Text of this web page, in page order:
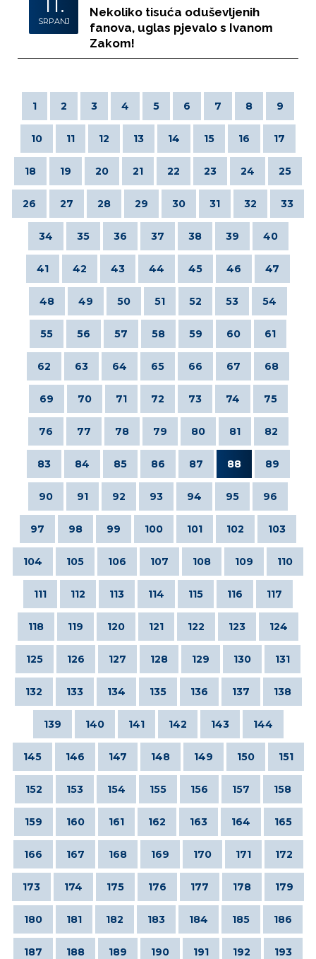
SRPANJ
Nekoliko tisuća oduševljenih
fanova, uglas pjevalo s Ivanom
Zakom!
1 2 3 4 5 6 7 8 9
10 11 12 13 14 15 16 17
18 19 20 21 22 23 24 25
26 27 28 29 30 31 32 33
34 35 36 37 38 39 40
41 42 43 44 45 46 47
48 49 50 51 52 53 54
55 56 57 58 59 60 61
62 63 64 65 66 67 68
69 70 71 72 73 74 75
76 77 78 79 80 81 82
83 84 85 86 87 88 89
90 91 92 93 94 95 96
97 98 99 100 101 102 103
104 105 106 107 108 109 110
111 112 113 114 115 116 117
118 119 120 121 122 123 124
125 126 127 128 129 130 131
132 133 134 135 136 137 138
139 140 141 142 143 144
145 146 147 148 149 150 151
152 153 154 155 156 157 158
159 160 161 162 163 164 165
166 167 168 169 170 171 172
173 174 175 176 177 178 179
180 181 182 183 184 185 186
187 188 189 190 191 192 193